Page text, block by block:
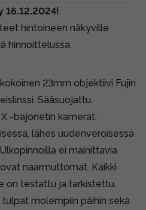
hintoineen näkyville
hinnoittelussa.
23mm objektiivi Fujin
Sääsuojattu.
-bajonetin kamerat.
lähes uudenveroisessa
ei mainittavia
naarmuttomat. Kaikki
on testattu ja tarkistettu.
tulpat molempiin päihin sekä